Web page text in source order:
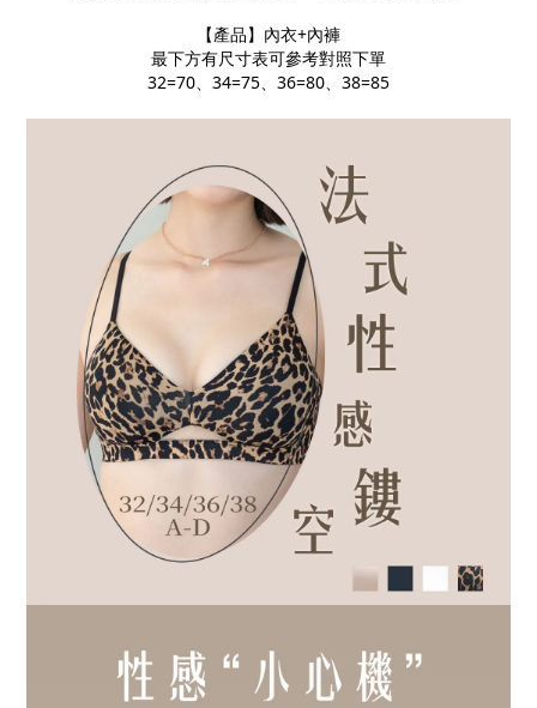
【產品】內衣+內褲
最下方有尺寸表可參考對照下單
32=70、34=75、36=80、38=85